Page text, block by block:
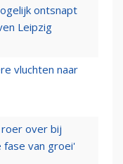
ontsnapt
Leipzig
vluchten naar
over bij
fase van groei'